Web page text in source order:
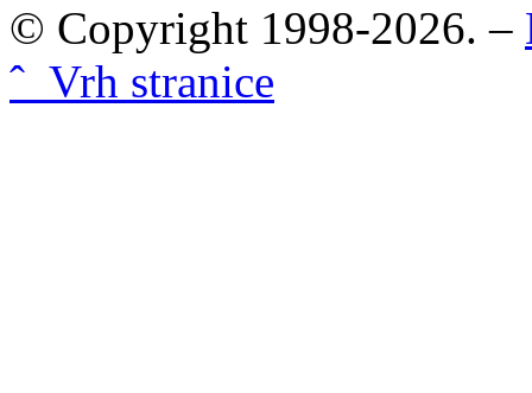
© Copyright 1998-2026. –
ˆ Vrh stranice